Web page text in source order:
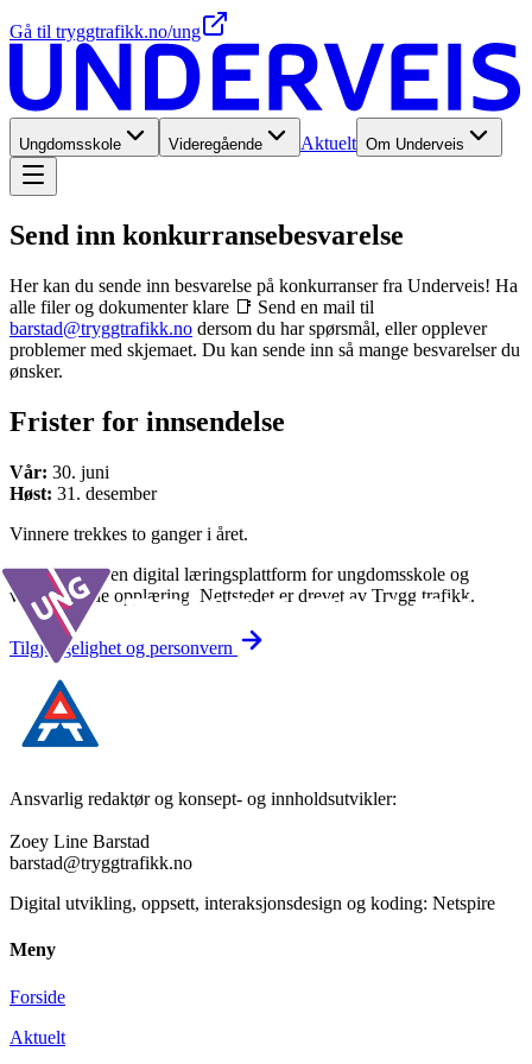
Gå til tryggtrafikk.no/ung
Ungdomsskole Videregående Aktuelt Om Underveis
Send inn konkurranse­besvarelse
Her kan du sende inn besvarelse på konkurranser fra Underveis! Ha
alle filer og dokumenter klare 📑 Send en mail til
barstad@tryggtrafikk.no dersom du har spørsmål, eller opplever
problemer med skjemaet. Du kan sende inn så mange besvarelser du
ønsker.
Frister for innsendelse
Vår: 30. juni
Høst: 31. desember
Vinnere trekkes to ganger i året.
Underveis er en digital læringsplattform for ungdomsskole og
videregående opplæring. Nettstedet er drevet av Trygg trafikk.
Tilgjengelighet og personvern
Ansvarlig redaktør og konsept- og innholdsutvikler:
Zoey Line Barstad
barstad@tryggtrafikk.no
Digital utvikling, oppsett, interaksjonsdesign og koding: Netspire
Meny
Forside
Aktuelt